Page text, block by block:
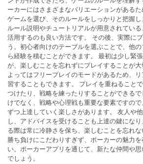
ーカーにはさまざまなバリエーションがある
ゲームを選び、そのルールをしっかりと把握
ルール説明やチュートリアルが用意されてい
活用するのも良い方法です。 その後、実際に
う。初心者向けのテーブルを選ぶことで、他
ら経験を積むことができます。 最初は少し緊
が、楽しむことを忘れずにプレイすることが
よってはフリープレイのモードがあるため、
習することもできます。 プレイを重ねること
つけたり、戦略を練ったりすることができる
けでなく、戦略や心理戦も重要な要素ですの
ずつ上達していく楽しさがあります。 友人や
し、アドバイスを受けることも上達の鍵にな
る際は常に冷静さを保ち、楽しむことを忘れな
勝ち負けにこだわりすぎず、ポーカーの魅力
い。ポーカーアプリを通じて、新たな仲間や
でしょう。